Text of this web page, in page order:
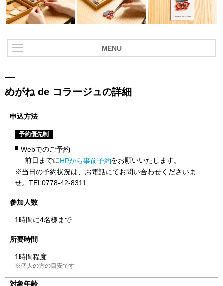
MENU
めがね de コラージュの詳細
申込方法
予約優先制
Webでのご予約
前日までにHPから事前予約をお願いいたします。
※当日の予約状況は、お電話にてお問い合わせくださいま
せ。TEL0778-42-8311
参加人数
1時間に4名様まで
所要時間
1時間程度
※個人の方の目安です
対象年齢